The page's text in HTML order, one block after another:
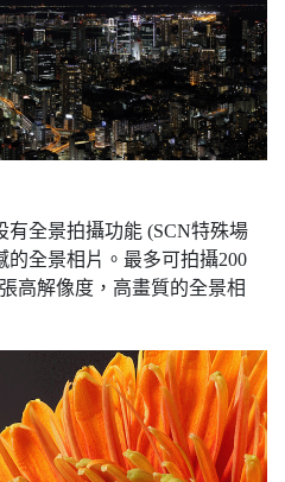
有全景拍攝功能 (SCN特殊場
全景相片。最多可拍攝200
高解像度，高畫質的全景相